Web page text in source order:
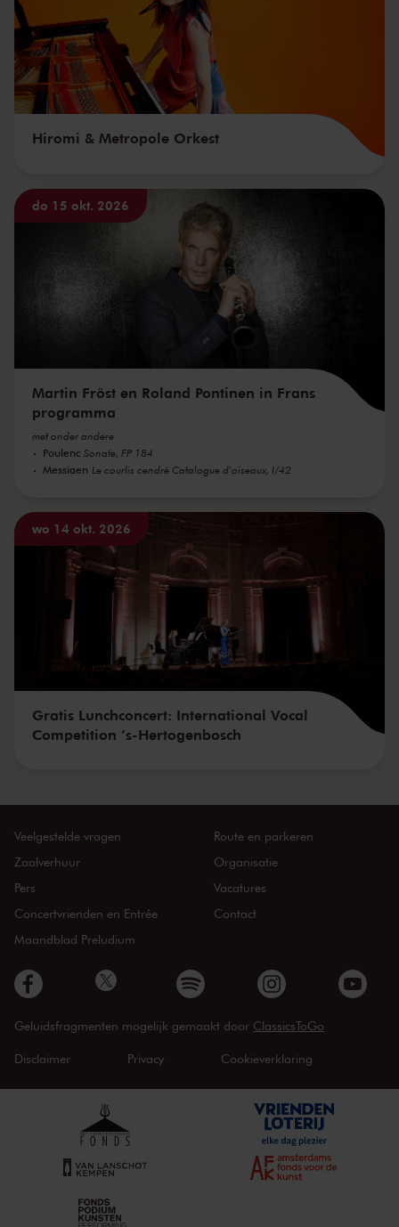
Hiromi & Metropole Orkest
do 15 okt. 2026
Martin Fröst en Roland Pontinen in Frans
programma
met onder andere
Poulenc Sonate, FP 184
Messiaen Le courlis cendré Catalogue d'oiseaux, I/42
wo 14 okt. 2026
Gratis Lunchconcert: International Vocal
Competition ’s-Hertogenbosch
Veelgestelde vragen
Zaalverhuur
Pers
Concertvrienden en Entrée
Maandblad Preludium
Route en parkeren
Organisatie
Vacatures
Contact
Geluidsfragmenten mogelijk gemaakt door ClassicsToGo
Disclaimer Privacy Cookieverklaring